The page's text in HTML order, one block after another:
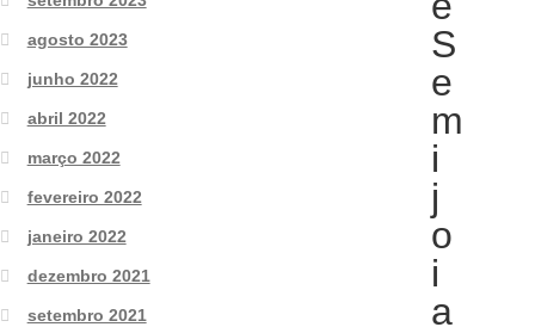
agosto 2023
junho 2022
abril 2022
março 2022
fevereiro 2022
janeiro 2022
dezembro 2021
setembro 2021
S
e
m
i
j
o
i
a